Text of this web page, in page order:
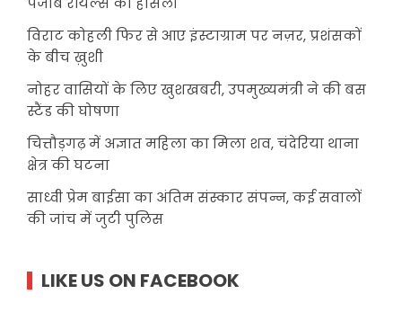
विराट कोहली फिर से आए इंस्टाग्राम पर नज़र, प्रशंसकों
के बीच ख़ुशी
नोहर वासियों के लिए खुशखबरी, उपमुख्यमंत्री ने की बस
स्टैंड की घोषणा
चित्तौड़गढ़ में अज्ञात महिला का मिला शव, चंदेरिया थाना
क्षेत्र की घटना
साध्वी प्रेम बाईसा का अंतिम संस्कार संपन्न, कई सवालों
की जांच में जुटी पुलिस
LIKE US ON FACEBOOK